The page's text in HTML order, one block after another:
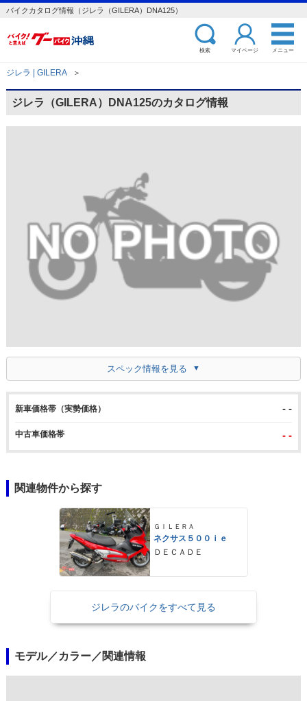
バイクカタログ情報（ジレラ（GILERA）DNA125）
検索 マイページ メニュー
ジレラ | GILERA ＞
ジレラ（GILERA）DNA125のカタログ情報
スペック情報を見る
新車価格帯（実勢価格） - -
中古車価格帯 - -
関連物件から探す
ＧＩＬＥＲＡ
ネクサス５００ｉｅ
ＤＥＣＡＤＥ
ジレラのバイクをすべて見る
モデル／カラー／関連情報